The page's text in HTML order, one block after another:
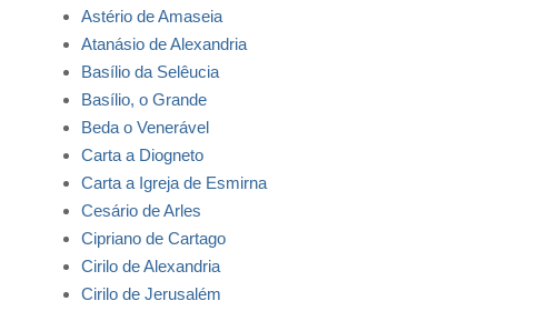
Astério de Amaseia
Atanásio de Alexandria
Basílio da Selêucia
Basílio, o Grande
Beda o Venerável
Carta a Diogneto
Carta a Igreja de Esmirna
Cesário de Arles
Cipriano de Cartago
Cirilo de Alexandria
Cirilo de Jerusalém